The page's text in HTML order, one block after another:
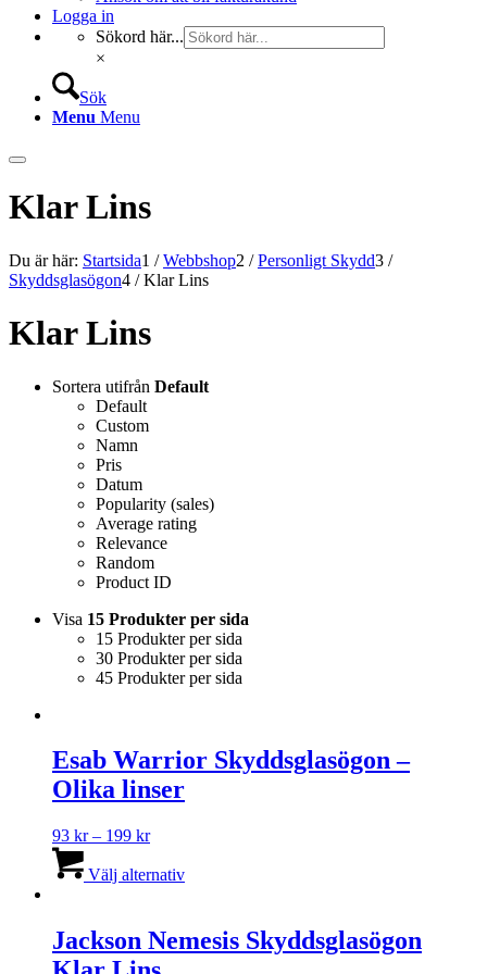
Logga in
Sökord här...
×
Sök
Menu Menu
Klar Lins
Du är här: Startsida1 / Webbshop2 / Personligt Skydd3 /
Skyddsglasögon4 / Klar Lins
Klar Lins
Sortera utifrån Default
Default
Custom
Namn
Pris
Datum
Popularity (sales)
Average rating
Relevance
Random
Product ID
Visa 15 Produkter per sida
15 Produkter per sida
30 Produkter per sida
45 Produkter per sida
Esab Warrior Skyddsglasögon –
Olika linser
93 kr – 199 krPrisintervall:
till
Välj alternativhär
varianter.
Jackson Nemesis Skyddsglasögon